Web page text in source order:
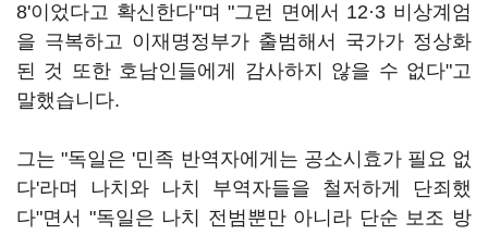
8'이었다고 확신한다"며 "그런 면에서 12·3 비상계엄
을 극복하고 이재명정부가 출범해서 국가가 정상화
된 것 또한 호남인들에게 감사하지 않을 수 없다"고
말했습니다.
그는 "독일은 '민족 반역자에게는 공소시효가 필요 없
다'라며 나치와 나치 부역자들을 철저하게 단죄했
다"면서 "독일은 나치 전범뿐만 아니라 단순 보조 방